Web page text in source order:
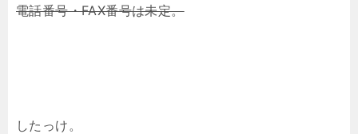
電話番号・FAX番号は未定。
したっけ。